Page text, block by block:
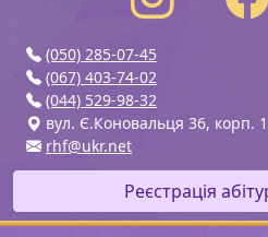
(050) 285-07-45
(067) 403-74-02
(044) 529-98-32
вул. Є.Коновальця 36, корп.
rhf@ukr.net
Реєстрація